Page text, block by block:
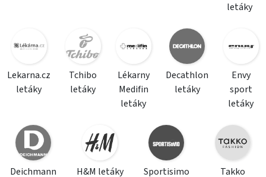
letáky
Lekarna.cz
letáky
Tchibo
letáky
Lékarny
Medifin
letáky
Decathlon
letáky
Envy
sport
letáky
Deichmann
H&M letáky
Sportisimo
Takko